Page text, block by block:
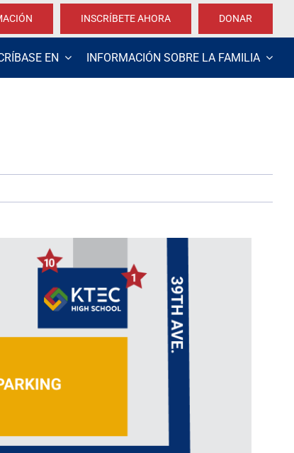
INSCRÍBETE AHORA DONAR
EN INFORMACIÓN SOBRE LA FAMILIA